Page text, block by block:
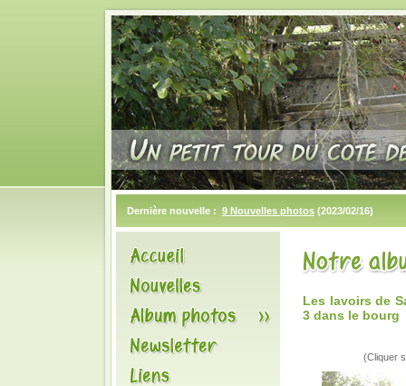
Dernière nouvelle : 9 Nouvelles photos (2023/02/16)
Les lavoirs de
3 dans le bourg
(Cliquer